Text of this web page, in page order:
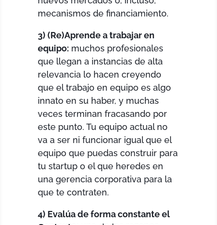
mecanismos de financiamiento.
3) (Re)Aprende a trabajar en
equipo: muchos profesionales
que llegan a instancias de alta
relevancia lo hacen creyendo
que el trabajo en equipo es algo
innato en su haber, y muchas
veces terminan fracasando por
este punto. Tu equipo actual no
va a ser ni funcionar igual que el
equipo que puedas construir para
tu startup o el que heredes en
una gerencia corporativa para la
que te contraten.
4) Evalúa de forma constante el